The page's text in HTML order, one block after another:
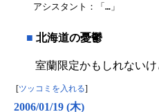
アシスタント：「…」
■ 北海道の憂鬱
室蘭限定かもしれないけ
[ツッコミを入れる]
2006/01/19 (木)